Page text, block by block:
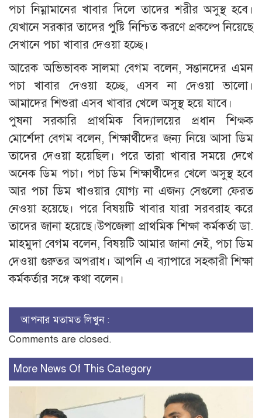
পচা নিম্নামানের খাবার দিলে তাদের শরীর অসুস্থ হবে।
যেখানে সরকার তাদের পুষ্টি নিশ্চিত করণে প্রকল্পে নিয়েছে
সেখানে পচা খাবার দেওয়া হচ্ছে।
আরেক অভিভাবক সালমা বেগম বলেন, সন্তানদের এমন
পচা খাবার দেওয়া হচ্ছে, এসব না দেওয়া ভালো।
আমাদের শিশুরা এসব খাবার খেলে অসুস্থ হয়ে যাবে।
পুষনা সরকারি প্রাথমিক বিদ্যালয়ের প্রধান শিক্ষক
মোর্শেদা বেগম বলেন, শিক্ষার্থীদের জন্য নিয়ে আসা ডিম
তাদের দেওয়া হয়েছিল। পরে তারা খাবার সময়ে দেখে
অনেক ডিম পচা। পচা ডিম শিক্ষার্থীদের খেলে অসুস্থ হবে
আর পচা ডিম খাওয়ার যোগ্য না এজন্য সেগুলো ফেরত
নেওয়া হয়েছে। পরে বিষয়টি খাবার যারা সরবরাহ করে
তাদের জানা হয়েছে।উপজেলা প্রাথমিক শিক্ষা কর্মকর্তা ডা.
মাহমুদা বেগম বলেন, বিষয়টি আমার জানা নেই, পচা ডিম
দেওয়া গুরুতর অপরাধ। আপনি এ ব্যাপারে সহকারী শিক্ষা
কর্মকর্তার সঙ্গে কথা বলেন।
আপনার মতামত লিখুন :
Comments are closed.
More News Of This Category